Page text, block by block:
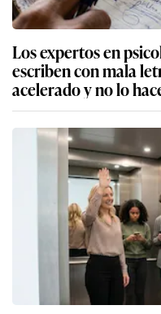
Los expertos en
escriben con mala
acelerado y no lo